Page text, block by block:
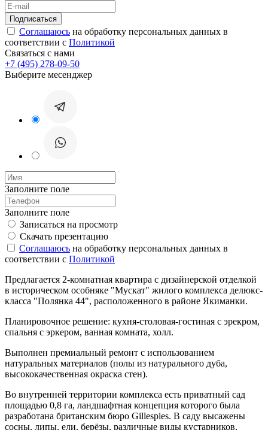
Соглашаюсь на обработку персональных данных в
соответствии с Политикой
Связаться с нами
+7 (495) 278-09-50
Выберите месенджер
Заполните поле
Заполните поле
Записаться на просмотр
Скачать презентацию
Соглашаюсь на обработку персональных данных в
соответствии с Политикой
Предлагается 2-комнатная квартира c дизайнерской отделкой
в историческом особняке "Мускат" жилого комплекса делюкс-
класса "Полянка 44", расположенного в районе Якиманки.
Планировочное решение: кухня-столовая-гостиная с эрекром,
спальня с эркером, ванная комната, холл.
Выполнен премиальный ремонт с использованием
натуральных материалов (полы из натурального дуба,
высококачественная окраска стен).
Во внутренней территории комплекса есть приватный сад
площадью 0,8 га, ландшафтная концепция которого была
разработана британским бюро Gillespies. В саду высажены
сосны, липы, ели, берёзы, различные виды кустарников,